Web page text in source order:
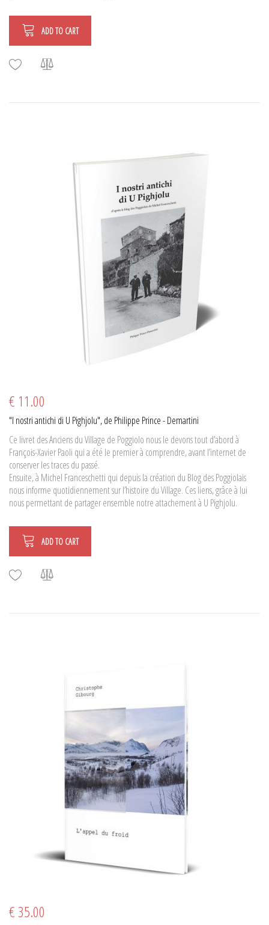
ADD TO CART
€ 11.00
"I nostri antichi di U Pighjolu", de Philippe Prince - Demartini
Ce livret des Anciens du Village de Poggiolo nous le devons tout d’abord à
François-Xavier Paoli qui a été le premier à comprendre, avant l’internet de
conserver les traces du passé.
Ensuite, à Michel Franceschetti qui depuis la création du Blog des Poggiolais
nous informe quotidiennement sur l’histoire du Village. Ces liens, grâce à lui
nous permettant de partager ensemble notre attachement à U Pighjolu.
ADD TO CART
€ 35.00